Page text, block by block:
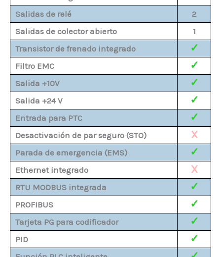
Salidas de relé
2
Salidas de colector abierto
1
Transistor de frenado integrado
✓
Filtro EMC ✓
Salida +10V ✓
Salida +24 V ✓
Entrada para PTC ✓
Desactivación de par seguro (STO) X
Parada de emergencia (EMS) ✓
Ethernet integrado X
RTU MODBUS integrada ✓
PROFIBUS ✓
Tarjeta PG para codificador ✓
PID ✓